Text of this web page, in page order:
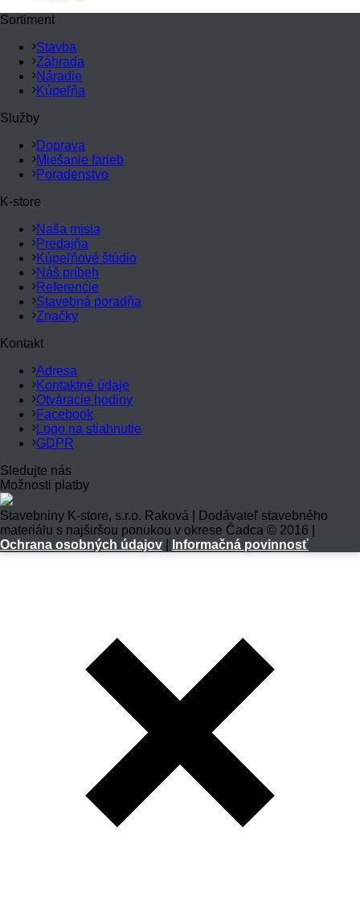
Sortiment
Stavba
Záhrada
Náradie
Kúpeľňa
Služby
Doprava
Miešanie farieb
Poradenstvo
K-store
Naša misia
Predajňa
Kúpeľňové štúdio
Náš príbeh
Referencie
Stavebná poradňa
Značky
Kontakt
Adresa
Kontaktné údaje
Otváracie hodiny
Facebook
Logo na stiahnutie
GDPR
Sledujte nás
Možnosti platby
Stavebniny K-store, s.r.o. Raková | Dodávateľ stavebného
materiálu s najširšou ponukou v okrese Čadca © 2016 |
Ochrana osobných údajov
Informačná povinnosť